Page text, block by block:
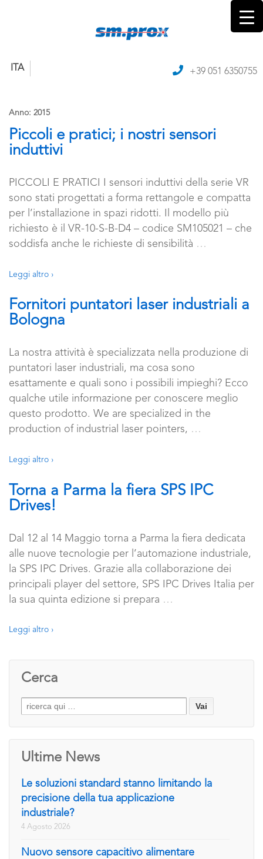
+39 051 6350755
ITA
Anno: 2015
Piccoli e pratici; i nostri sensori
induttivi
PICCOLI E PRATICI I sensori induttivi della serie VR
sono stati progettati a forma rettangole e compatta
per l’installazione in spazi ridotti. Il modello più
richiesto è il VR-10-S-B-D4 – codice SM105021 – che
soddisfa anche le richieste di sensibilità …
Leggi altro ›
Fornitori puntatori laser industriali a
Bologna
La nostra attività è specializzata nella produzione di
puntatori laser industriali, ma cosa sono
esattamente e quali sono i possibili impieghi? Ecco
qualche utile informazione per conoscere meglio
questo prodotto. We are specialized in the
production of industrial laser pointers, …
Leggi altro ›
Torna a Parma la fiera SPS IPC
Drives!
Dal 12 al 14 Maggio torna a Parma la fiera dedicata
alle nuove tecnologie per l’automazione industriale,
la SPS IPC Drives. Grazie alla collaborazione dei
principali player del settore, SPS IPC Drives Italia per
la sua quinta edizione si prepara …
Leggi altro ›
Cerca
Search
for:
Ultime News
Le soluzioni standard stanno limitando la
precisione della tua applicazione
industriale?
4 Agosto 2026
Nuovo sensore capacitivo alimentare